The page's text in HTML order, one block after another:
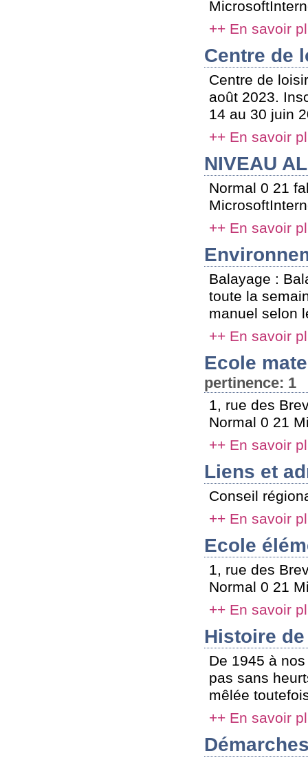
++ En savoir
Centre de
Centre de
août 2023.
14 au 30 juin
++ En savoir
NIVEAU
Normal 0 21
++ En savoir
Balayage :
toute la
manuel selon
++ En savoir
Ecole
pertinence: 1
1, rue des
Normal 0 21
++ En savoir
Liens et
Conseil
++ En savoir
Ecole
1, rue des
Normal 0 21
++ En savoir
Histoire
De 1945 à
pas sans
mêlée
++ En savoir